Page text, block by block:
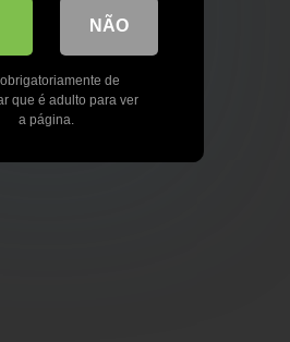
NÃO
de
que é adulto para ver
a página.